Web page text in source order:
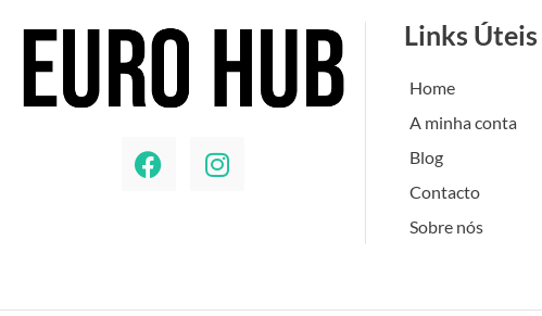
Links Úteis
Home
A minha conta
Blog
Contacto
Sobre nós